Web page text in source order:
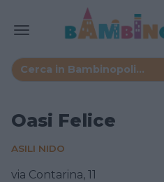
Oasi Felice
ASILI NIDO
via Contarina, 11